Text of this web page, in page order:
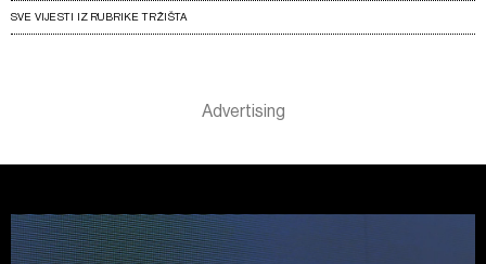
SVE VIJESTI IZ RUBRIKE TRŽIŠTA